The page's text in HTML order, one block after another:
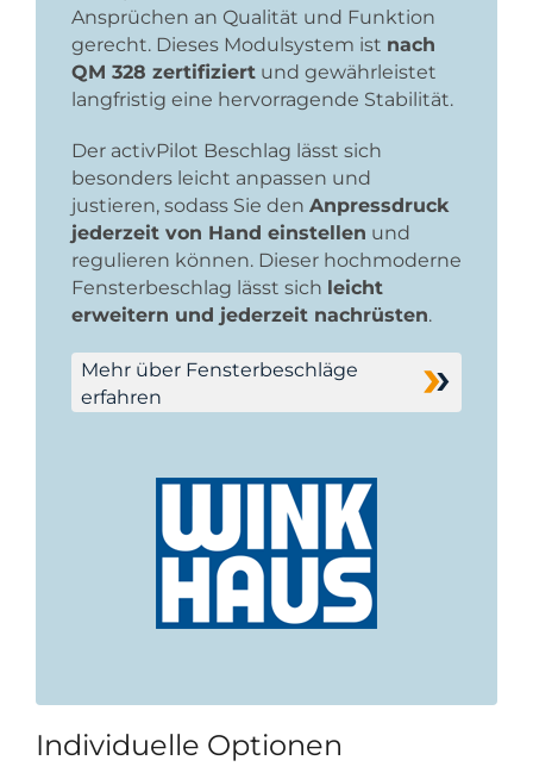
Ansprüchen an Qualität und Funktion
gerecht. Dieses Modulsystem ist nach
QM 328 zertifiziert und gewährleistet
langfristig eine hervorragende Stabilität.
Der activPilot Beschlag lässt sich
besonders leicht anpassen und
justieren, sodass Sie den Anpressdruck
jederzeit von Hand einstellen und
regulieren können. Dieser hochmoderne
Fensterbeschlag lässt sich leicht
erweitern und jederzeit nachrüsten.
Mehr über Fensterbeschläge
erfahren
Individuelle Optionen